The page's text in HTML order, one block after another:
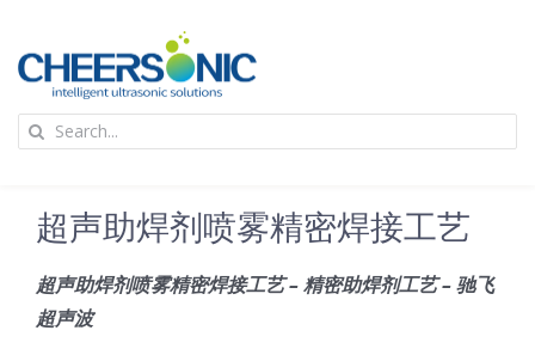
content
应用
超声波设备
Search
超声助焊剂喷雾精密焊接工艺
超声助焊剂喷雾精密焊接工艺 – 精密助焊剂工艺 – 驰飞
超声波